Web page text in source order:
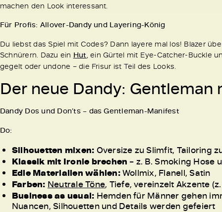
machen den Look interessant.
Für Profis: Allover-Dandy und Layering-König
Du liebst das Spiel mit Codes? Dann layere mal los! Blazer
Schnürern. Dazu ein Hut, ein Gürtel mit Eye-Catcher-Buckle
gegelt oder undone – die Frisur ist Teil des Looks.
Der neue Dandy:
Dandy Dos und Don’ts – das Gentleman-Manifest
Do:
Silhouetten mixen: Oversize zu Slimfit, Tailoring
Klassik mit Ironie brechen – z. B. Smoking Hose
Edle Materialien wählen:Wollmix, Flanell, Satin
Farben: Neutrale Töne, Tiefe, vereinzelt Akzente
Business as usual: Hemden für Männer gehen
Nuancen, Silhouetten und Details werden gefeiert